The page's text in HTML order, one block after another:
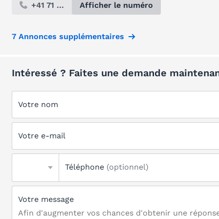
+41 71 ... Afficher le numéro
7 Annonces supplémentaires
Intéressé ? Faites une demande
Votre nom
Votre e-mail
Téléphone (optionnel)
Votre message